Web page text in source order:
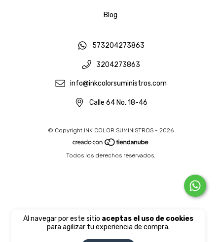
Al navegar por este sitio aceptas el uso de cookies
para agilizar tu experiencia de compra.
Blog
573204273863
3204273863
info@inkcolorsuministros.com
Calle 64 No. 18-46
© Copyright INK COLOR SUMINISTROS - 2026
Todos los derechos reservados.